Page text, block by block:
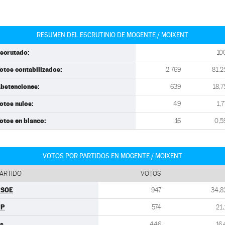
RESUMEN DEL ESCRUTINIO DE MOGENTE / MOIXENT
contabilizados: 2.769
639
nulos: 49
en blanco: 16
VOTOS POR PARTIDOS EN MOGENTE / MOIXENT
VOTOS
947
574